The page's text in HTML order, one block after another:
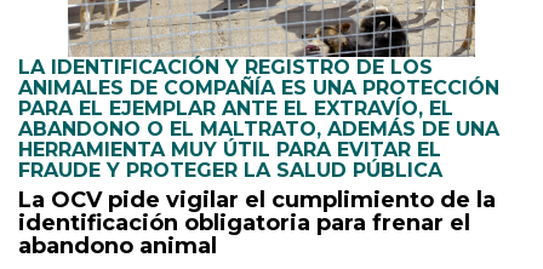
LA IDENTIFICACIÓN Y REGISTRO DE LOS
ANIMALES DE COMPAÑÍA ES UNA PROTECCIÓN
PARA EL EJEMPLAR ANTE EL EXTRAVÍO, EL
ABANDONO O EL MALTRATO, ADEMÁS DE UNA
HERRAMIENTA MUY ÚTIL PARA EVITAR EL
FRAUDE Y PROTEGER LA SALUD PÚBLICA
La OCV pide vigilar el cumplimiento de la
identificación obligatoria para frenar el
abandono animal